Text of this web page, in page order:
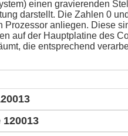
einen gravierenden
darstellt. Die Zahlen 0
anliegen. Diese
auf der Hauptplatine des
die entsprechend